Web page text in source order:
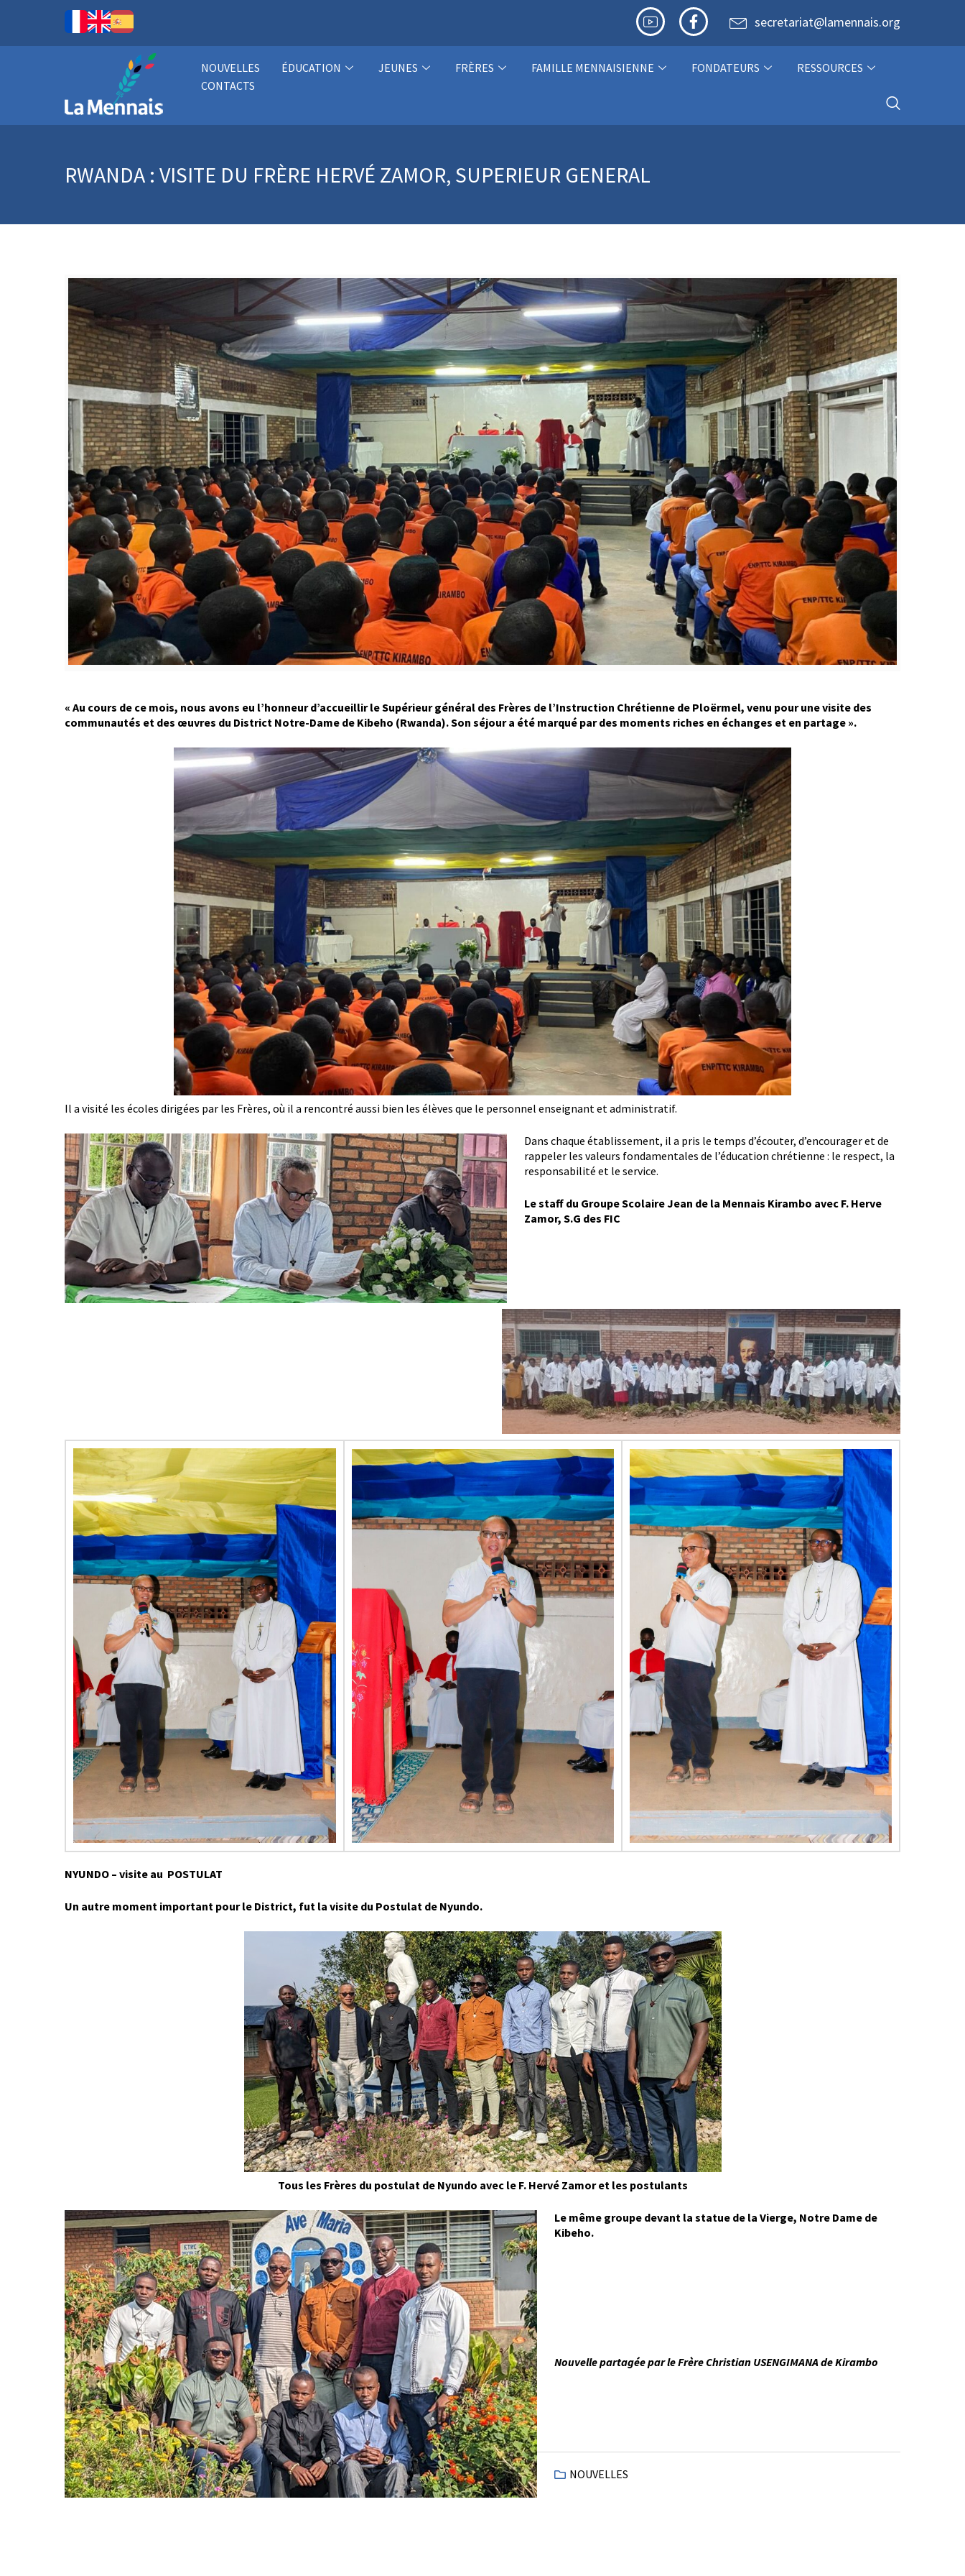
secretariat@lamennais.org
NOUVELLES ÉDUCATION JEUNES FRÈRES FAMILLE MENNAISIENNE FONDATEURS
RESSOURCES
CONTACTS
RWANDA : VISITE DU FRÈRE HERVÉ ZAMOR, SUPERIEUR GENERAL
« Au cours de ce mois, nous avons eu l’honneur d’accueillir le Supérieur général des Frères de l’Instruction Chrétienne de Ploërmel, venu pour une visite des
communautés et des œuvres du District Notre-Dame de Kibeho (Rwanda). Son séjour a été marqué par des moments riches en échanges et en partage ».
Il a visité les écoles dirigées par les Frères, où il a rencontré aussi bien les élèves que le personnel enseignant et administratif.
Dans chaque établissement, il a pris le temps d’écouter, d’encourager et de
rappeler les valeurs fondamentales de l’éducation chrétienne : le respect, la
responsabilité et le service.
Le staff du Groupe Scolaire Jean de la Mennais Kirambo avec F. Herve
Zamor, S.G des FIC
NYUNDO – visite au POSTULAT
Un autre moment important pour le District, fut la visite du Postulat de Nyundo.
Tous les Frères du postulat de Nyundo avec le F. Hervé Zamor et les postulants
Le même groupe devant la statue de la Vierge, Notre Dame de
Kibeho.
Nouvelle partagée par le Frère Christian USENGIMANA de Kirambo
NOUVELLES